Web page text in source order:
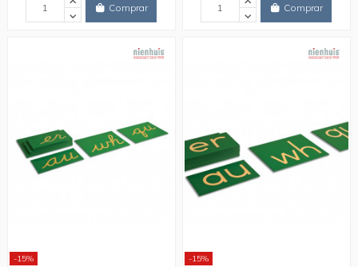
Comprar Comprar
-15% -15%